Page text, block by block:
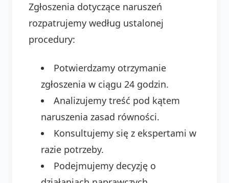
Zgłoszenia dotyczące naruszeń
rozpatrujemy według ustalonej
procedury:
Potwierdzamy otrzymanie
zgłoszenia w ciągu 24 godzin.
Analizujemy treść pod kątem
naruszenia zasad równości.
Konsultujemy się z ekspertami w
razie potrzeby.
Podejmujemy decyzję o